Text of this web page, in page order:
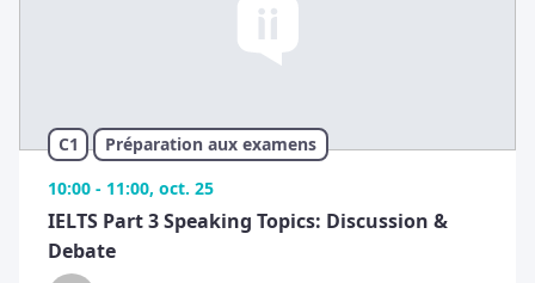
C1
Préparation aux examens
10:00 - 11:00, oct. 25
IELTS Part 3 Speaking Topics: Discussion &
Debate